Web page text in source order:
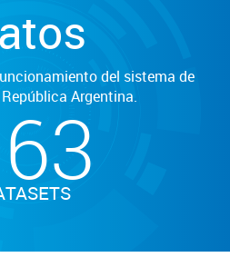
del sistema de
Argentina.